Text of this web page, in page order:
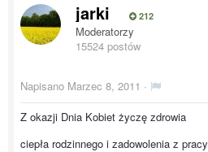
jarki 212
Moderatorzy
15524 postów
Napisano Marzec 8, 2011 ·
Z okazji Dnia Kobiet życzę zdrowia
ciepła rodzinnego i zadowolenia z pracy